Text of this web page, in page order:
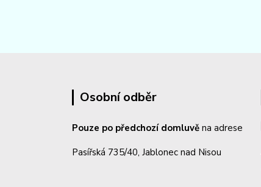
Osobní odběr
Pouze po předchozí domluvě na adrese
Pasířská 735/40, Jablonec nad Nisou